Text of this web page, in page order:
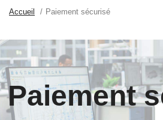
Accueil Paiement sécurisé
Paiement